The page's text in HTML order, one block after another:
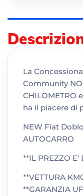
La
Community
CHILOMETRO
ha il piacere di
NEW Fiat
AUTOCARRO
**IL PREZZO E'
**VETTURA
**GARANZIA